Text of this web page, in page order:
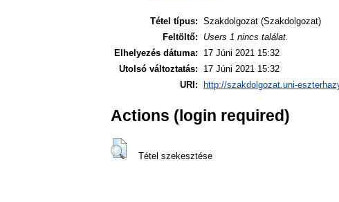
Tétel típus: Szakdolgozat (Szakdolgozat)
Feltöltő:
Users 1 nincs találat.
Elhelyezés dátuma:
17 Júni 2021 15:32
Utolsó változtatás:
17 Júni 2021 15:32
URI:
http://szakdolgozat.uni-
Actions (login required)
Tétel szekesztése